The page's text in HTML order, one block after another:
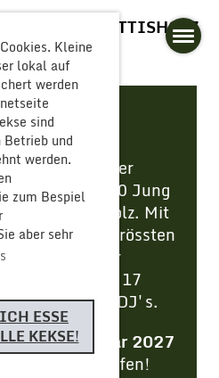
Kleine
lokal auf
werden
sind
und
werden.
zum Bespiel
aber sehr
ICH ESSE
KEKSE!
BUTTISHOLZ
2000 lockt der
mehr als 3'500 Jung
nach Buttisholz. Mit
er zu den grössten
Region. Für
sorgen 17
5 Bands und DJ's.
am 30. Januar 2027
anzutreffen!